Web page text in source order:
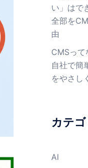
い」はで
全部を
由
CMSって
自社で簡
をやさし
カテ
AI